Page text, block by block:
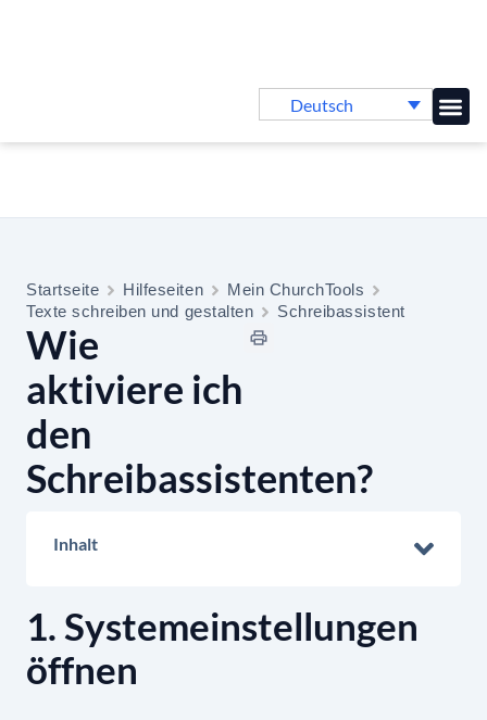
Deutsch
Startseite Hilfeseiten
Mein ChurchTools
Texte schreiben und gestalten
Schreibassistent
Wie
aktiviere ich
den
Schreibassistenten?
Inhalt
1. Systemeinstellungen
öffnen